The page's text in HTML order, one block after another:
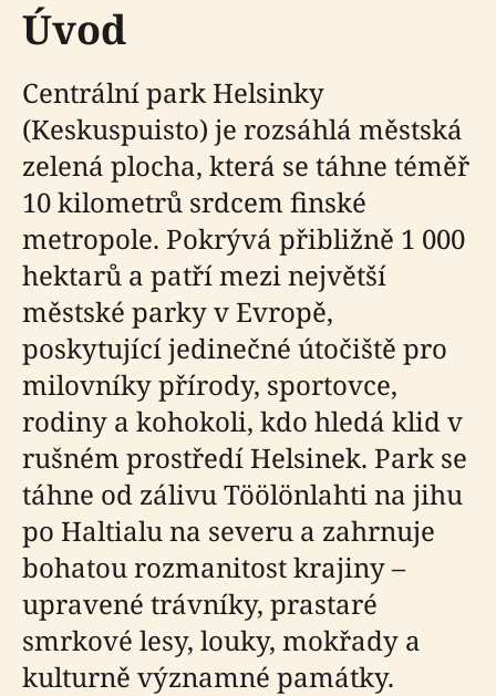
Úvod
Centrální park Helsinky
(Keskuspuisto) je rozsáhlá městská
zelená plocha, která se táhne téměř
10 kilometrů srdcem finské
metropole. Pokrývá přibližně 1 000
hektarů a patří mezi největší
městské parky v Evropě,
poskytující jedinečné útočiště pro
milovníky přírody, sportovce,
rodiny a kohokoli, kdo hledá klid v
rušném prostředí Helsinek. Park se
táhne od zálivu Töölönlahti na jihu
po Haltialu na severu a zahrnuje
bohatou rozmanitost krajiny –
upravené trávníky, prastaré
smrkové lesy, louky, mokřady a
kulturně významné památky.